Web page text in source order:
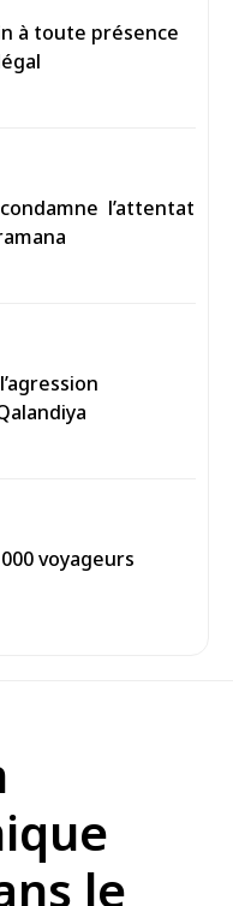
à toute présence
condamne l’attentat
voyageurs
le